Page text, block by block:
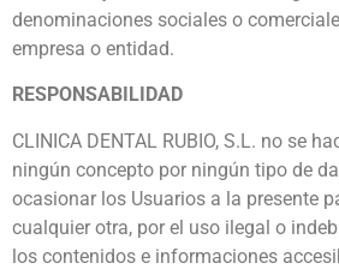
denominaciones sociales o
empresa o entidad.
RESPONSABILIDAD
CLINICA DENTAL RUBIO, S.L. no se
ningún concepto por ningún tipo de
ocasionar los Usuarios a la presente
cualquier otra, por el uso ilegal o
los contenidos e informaciones